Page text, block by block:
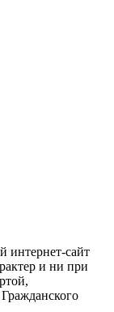
интернет-сайт
и ни при